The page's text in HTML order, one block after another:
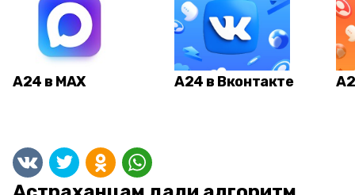
А24 в MAX А24 в Вконтакте